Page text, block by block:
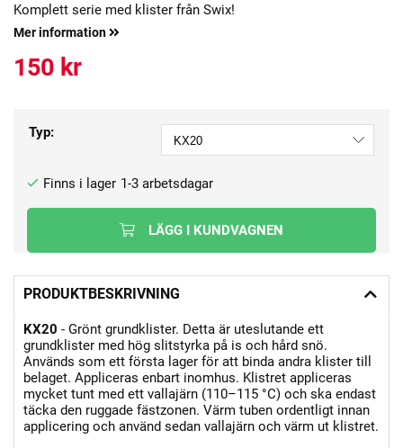
Komplett serie med klister från Swix!
Mer information
150 kr
Typ:
1-3 arbetsdagar
LÄGG I KUNDVAGNEN
PRODUKTBESKRIVNING
KX20 - Grönt grundklister. Detta är uteslutande ett
grundklister med hög slitstyrka på is och hård snö.
Används som ett första lager för att binda andra klister till
belaget. Appliceras enbart inomhus. Klistret appliceras
mycket tunt med ett vallajärn (110–115 °C) och ska endast
täcka den ruggade fästzonen. Värm tuben ordentligt innan
applicering och använd sedan vallajärn och värm ut klistret.